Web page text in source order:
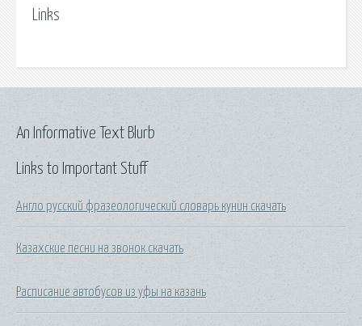
Links
Links to Important Stuff
Англо русский фразеологический словарь кунин скачать
Казахские песни на звонок скачать
Расписание автобусов из уфы на казань
An Informative Text Blurb